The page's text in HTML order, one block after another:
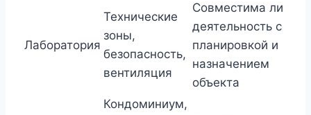
Лаборатория
Технические
зоны,
безопасность,
вентиляция
Совместима ли
деятельность с
планировкой и
назначением
объекта
Кондоминиум,